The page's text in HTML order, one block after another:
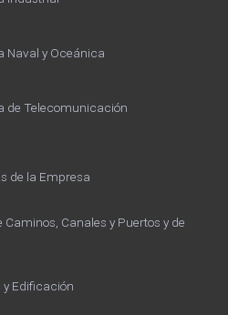
Naval y Oceánica
de Telecomunicación
de la Empresa
Caminos, Canales y Puertos y de
y Edificación